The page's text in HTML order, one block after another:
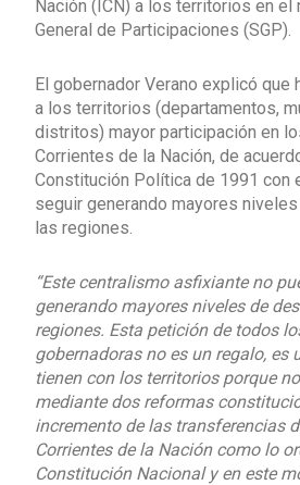
Nación (ICN) a los territorios en el
General de Participaciones (SGP).
El gobernador Verano explicó que
a los territorios (departamentos,
distritos) mayor participación en
Corrientes de la Nación, de
Constitución Política de 1991 con
seguir generando mayores
las regiones.
“Este centralismo asfixiante no
generando mayores niveles de
regiones. Esta petición de todos
gobernadoras no es un regalo, es
tienen con los territorios porque
mediante dos reformas
incremento de las transferencias
Corrientes de la Nación como lo
Constitución Nacional y en este